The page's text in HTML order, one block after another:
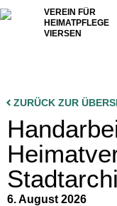
VEREIN FÜR
HEIMATPFLEGE
VIERSEN
ZURÜCK ZUR
6. August 2026